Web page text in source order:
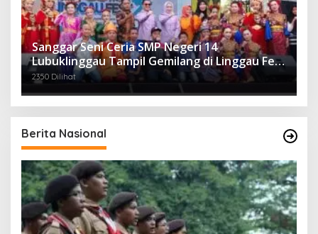
Sanggar Seni Ceria SMP Negeri 14
Lubuklinggau Tampil Gemilang di Linggau Fest
2025
2350 Dilihat
Berita Nasional